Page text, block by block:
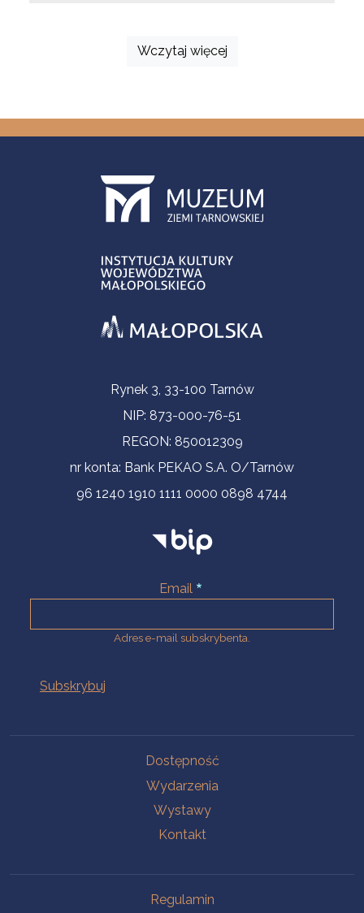
Wczytaj więcej
Informacje kontaktoweRynek 3, 33-100 Tarnów
NIP: 873-000-76-51
REGON: 850012309
nr konta: Bank PEKAO S.A. O/Tarnów
96 1240 1910 1111 0000 0898 4744
Email
Adres e-mail subskrybenta.
Dostępność
Wydarzenia
Wystawy
Kontakt
Regulamin